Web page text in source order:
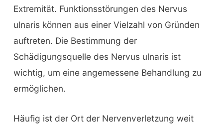
Extremität. Funktionsstörungen des Nervus
ulnaris können aus einer Vielzahl von Gründen
auftreten. Die Bestimmung der
Schädigungsquelle des Nervus ulnaris ist
wichtig, um eine angemessene Behandlung zu
ermöglichen.
Häufig ist der Ort der Nervenverletzung weit